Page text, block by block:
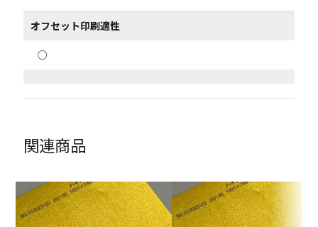
オフセット印刷適性
○
関連商品